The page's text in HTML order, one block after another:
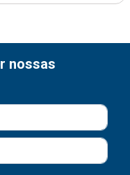
nossas